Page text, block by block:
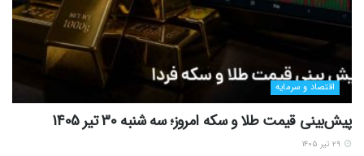
اقتصاد و سرمایه
پیش‌بینی قیمت طلا و سکه امروز؛ سه شنبه 30 تیر 1405